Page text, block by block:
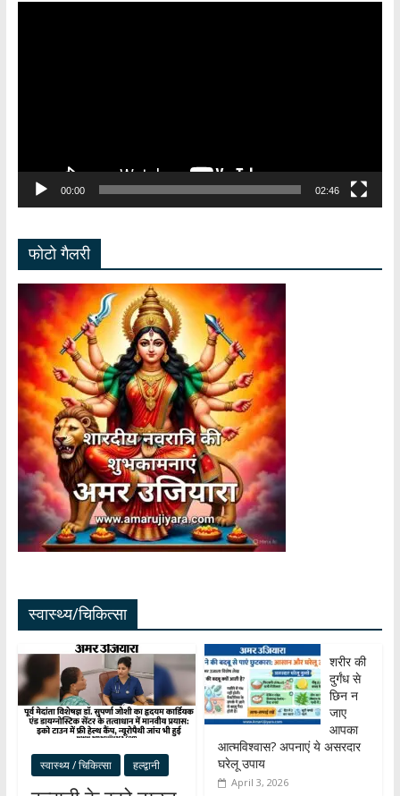
00:00 02:46
फोटो गैलरी
स्वास्थ्य/चिकित्सा
स्वास्थ्य / चिकित्सा हल्द्वानी
शरीर की
दुर्गंध से
छिन न
जाए
आपका
आत्मविश्वास? अपनाएं ये असरदार
घरेलू उपाय
April 3, 2026